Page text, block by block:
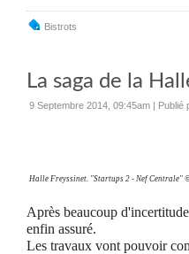
Bistrots
La saga de la
9 Septembre 2014, 09:45am | Publié
Halle Freyssinet. "Startups 2 - Nef Centrale"
Après beaucoup
enfin assuré.
Les travaux vont pouvoir